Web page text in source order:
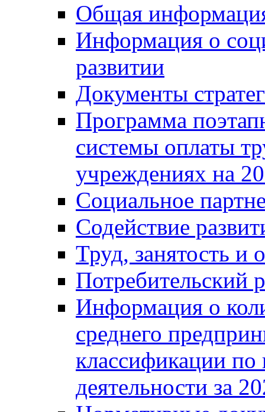
Общая
Информация о
развитии
Документы
Программа
системы оплаты
учреждениях на
Социальное
Содействие
Труд, занятость и
Потребительский
Информация о
среднего
классификации
деятельности за